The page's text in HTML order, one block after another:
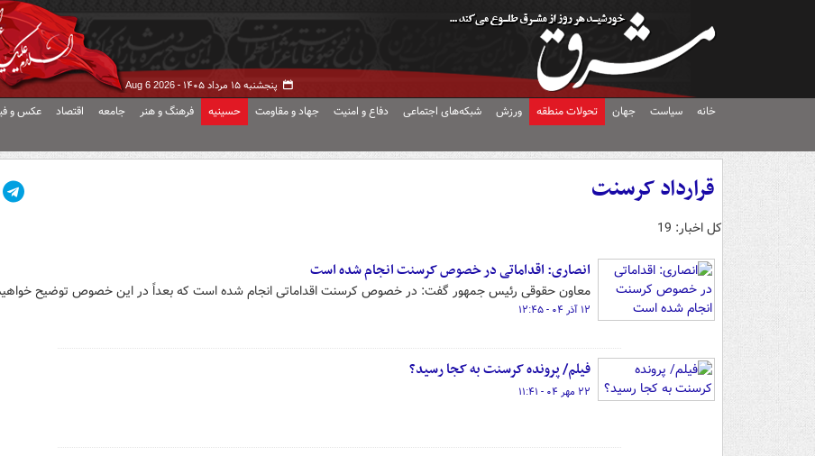
پنجشنبه ۱۵ مرداد ۱۴۰۵ - Aug 6 2026
خانه سیاست جهان تحولات منطقه ورزش شبکه‌های اجتماعی دفاع و امنیت جهاد و مقاومت حسینیه فرهنگ و هنر جامعه اقتصاد عکس و
قرارداد کرسنت
کل اخبار: 19
انصاری: اقداماتی در خصوص کرسنت انجام شده است
معاون حقوقی رئیس جمهور گفت: در خصوص کرسنت اقداماتی انجام شده است که بعداً در این خصوص توضیح
۱۲ آذر ۰۴ - ۱۲:۴۵
فیلم/ پرونده کرسنت به کجا رسید؟
۲۲ مهر ۰۴ - ۱۱:۴۱